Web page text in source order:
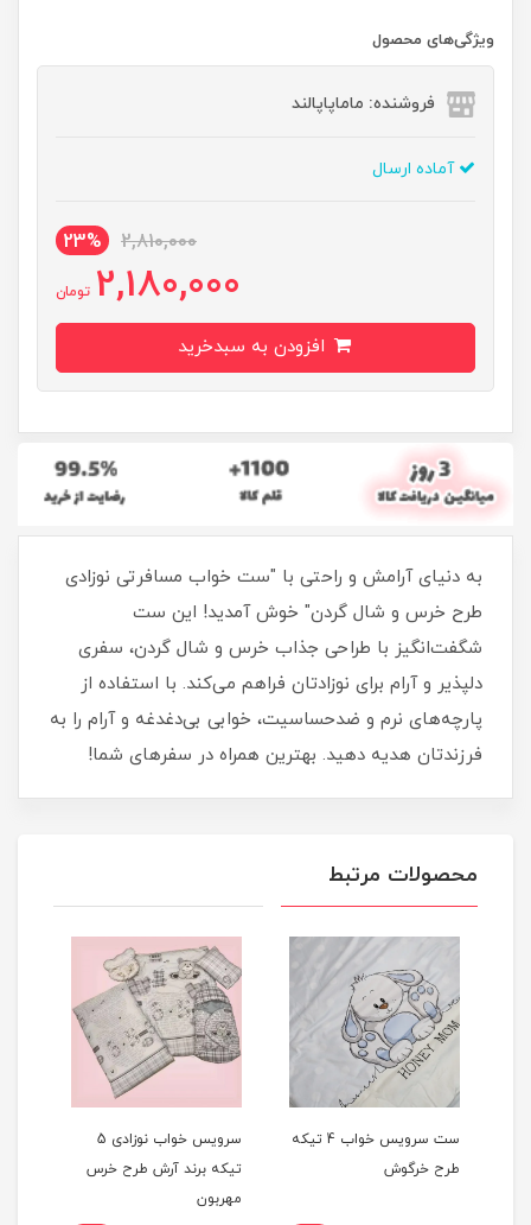
ویژگی‌های محصول
فروشنده: ماماپاپالند
آماده ارسال
2,810,000
23%
2,180,000 تومان
به دنیای آرامش و راحتی با "ست خواب مسافرتی نوزادی
طرح خرس و شال گردن" خوش آمدید! این ست
شگفت‌انگیز با طراحی جذاب خرس و شال گردن، سفری
دلپذیر و آرام برای نوزادتان فراهم می‌کند. با استفاده از
پارچه‌های نرم و ضدحساسیت، خوابی بی‌دغدغه و آرام را به
فرزندتان هدیه دهید. بهترین همراه در سفرهای شما!
محصولات مرتبط
ست سرویس خواب 4 تیکه
طرح خرگوش
سرویس خواب نوزادی 5
تیکه برند آرش طرح خرس
مهربون